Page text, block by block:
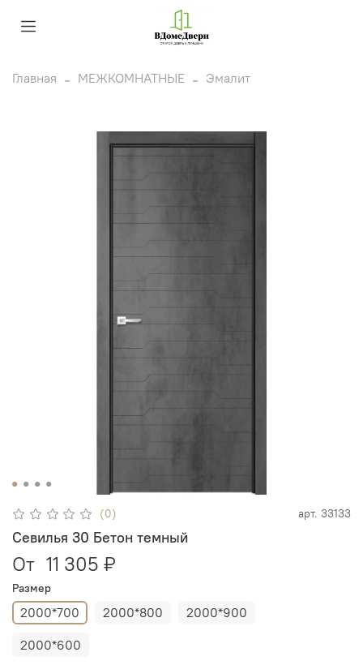
Главная МЕЖКОМНАТНЫЕ Эмалит
(0) арт. 33133
Севилья 30 Бетон темный
От 11 305 ₽
Размер
2000*700 2000*800
2000*900
2000*600